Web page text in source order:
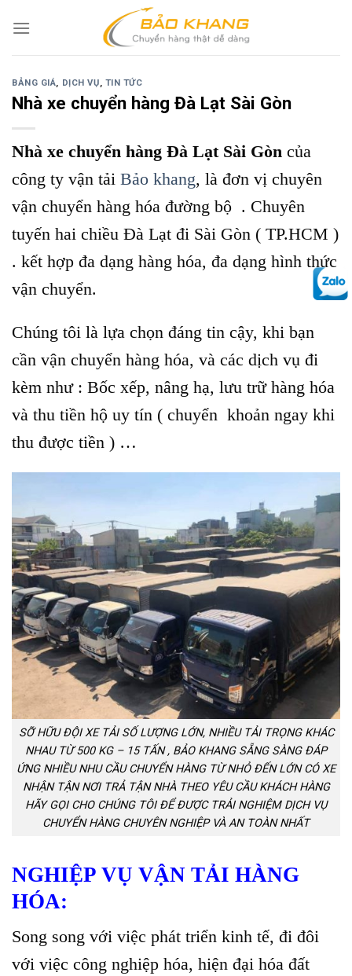
BẢNG GIÁ, DỊCH VỤ, TIN TỨC
Nhà xe chuyển hàng Đà Lạt Sài Gòn
Nhà xe chuyển hàng Đà Lạt Sài Gòn của
công ty vận tải Bảo khang, là đơn vị chuyên
vận chuyển hàng hóa đường bộ . Chuyên
tuyến hai chiều Đà Lạt đi Sài Gòn ( TP.HCM )
. kết hợp đa dạng hàng hóa, đa dạng hình thức
vận chuyển.
Chúng tôi là lựa chọn đáng tin cậy, khi bạn
cần vận chuyển hàng hóa, và các dịch vụ đi
kèm như : Bốc xếp, nâng hạ, lưu trữ hàng hóa
và thu tiền hộ uy tín ( chuyển khoản ngay khi
thu được tiền ) …
SỠ HỮU ĐỘI XE TẢI SỐ LƯỢNG LỚN, NHIỀU TẢI TRỌNG KHÁC
NHAU TỪ 500 KG – 15 TẤN , BẢO KHANG SẴNG SÀNG ĐÁP
ỨNG NHIỀU NHU CẦU CHUYỂN HÀNG TỪ NHỎ ĐẾN LỚN CÓ XE
NHẬN TẬN NƠI TRẢ TẬN NHÀ THEO YÊU CẦU KHÁCH HÀNG
HÃY GỌI CHO CHÚNG TÔI ĐỂ ĐƯỢC TRẢI NGHIỆM DỊCH VỤ
CHUYỂN HÀNG CHUYÊN NGHIỆP VÀ AN TOÀN NHẤT
NGHIỆP VỤ VẬN TẢI HÀNG
HÓA:
Song song với việc phát triển kinh tế, đi đôi
với việc công nghiệp hóa, hiện đại hóa đất